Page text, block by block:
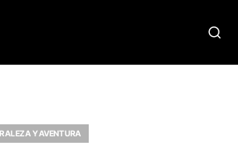
Y AVENTURA